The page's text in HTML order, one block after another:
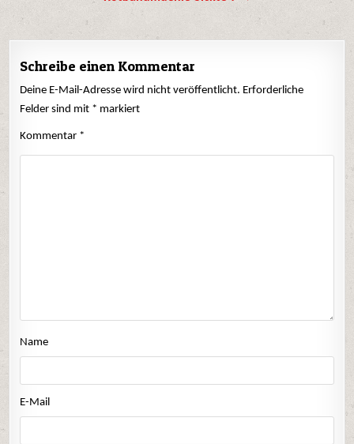
Navigation
Schreibe einen Kommentar
Deine E-Mail-Adresse wird nicht veröffentlicht. Erforderliche
Felder sind mit * markiert
Kommentar *
Name
E-Mail